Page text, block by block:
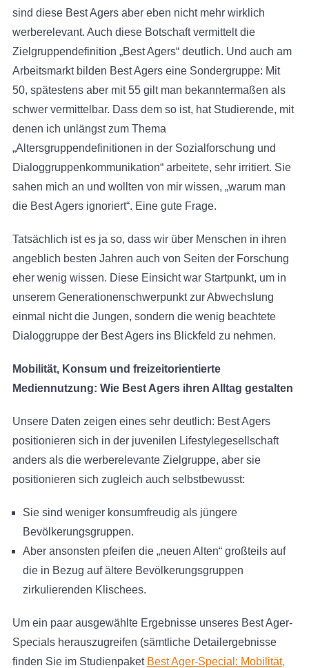
sind diese Best Agers aber eben nicht mehr wirklich
werberelevant. Auch diese Botschaft vermittelt die
Zielgruppendefinition „Best Agers“ deutlich. Und auch am
Arbeitsmarkt bilden Best Agers eine Sondergruppe: Mit
50, spätestens aber mit 55 gilt man bekanntermaßen als
schwer vermittelbar. Dass dem so ist, hat Studierende, mit
denen ich unlängst zum Thema
„Altersgruppendefinitionen in der Sozialforschung und
Dialoggruppenkommunikation“ arbeitete, sehr irritiert. Sie
sahen mich an und wollten von mir wissen, „warum man
die Best Agers ignoriert“. Eine gute Frage.
Tatsächlich ist es ja so, dass wir über Menschen in ihren
angeblich besten Jahren auch von Seiten der Forschung
eher wenig wissen. Diese Einsicht war Startpunkt, um in
unserem Generationenschwerpunkt zur Abwechslung
einmal nicht die Jungen, sondern die wenig beachtete
Dialoggruppe der Best Agers ins Blickfeld zu nehmen.
Mobilität, Konsum und freizeitorientierte
Mediennutzung: Wie Best Agers ihren Alltag gestalten
Unsere Daten zeigen eines sehr deutlich: Best Agers
positionieren sich in der juvenilen Lifestylegesellschaft
anders als die werberelevante Zielgruppe, aber sie
positionieren sich zugleich auch selbstbewusst:
Sie sind weniger konsumfreudig als jüngere
Bevölkerungsgruppen.
Aber ansonsten pfeifen die „neuen Alten“ großteils auf
die in Bezug auf ältere Bevölkerungsgruppen
zirkulierenden Klischees.
Um ein paar ausgewählte Ergebnisse unseres Best Ager-
Specials herauszugreifen (sämtliche Detailergebnisse
finden Sie im Studienpaket Best Ager-Special: Mobilität,